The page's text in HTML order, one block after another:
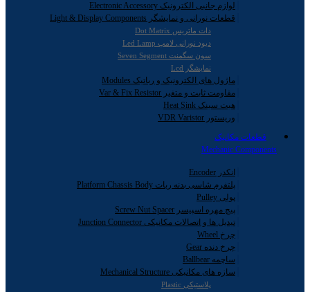
لوازم جانبی الکترونیک Electronic Accessory
قطعات نورانی و نمایشگر Light & Display Components
دات ماتریس Dot Matrix
دیود نورانی لامپ Led Lamp
سون سگمنت Seven Segment
نمایشگر Lcd
ماژول های الکترونیک و رباتیک Modules
مقاومت ثابت و متغیر Var & Fix Resistor
هیت سینک Heat Sink
وریستور VDR Varistor
قطعات مکانیک
Mechanic Components
انکدر Encoder
پلتفرم شاسی بدنه ربات Platform Chassis Body
پولی Pulley
پیچ مهره اسپیسر Screw Nut Spacer
تبدیل ها و اتصالات مکانیکی Junction Connector
چرخ Wheel
چرخ دنده Gear
ساچمه Ballbear
سازه های مکانیکی Mechanical Structure
پلاستیکی Plastic